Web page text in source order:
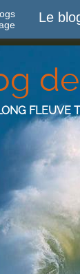
Le
FLEUVE